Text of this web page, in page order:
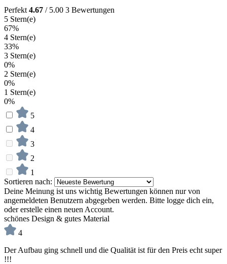
Perfekt 4.67 / 5.00 3 Bewertungen
5 Stern(e)
67%
4 Stern(e)
33%
3 Stern(e)
0%
2 Stern(e)
0%
1 Stern(e)
0%
5
4
3
2
1
Sortieren nach:
Deine Meinung ist uns wichtig Bewertungen können nur von
angemeldeten Benutzern abgegeben werden. Bitte logge dich ein,
oder erstelle einen neuen Account.
schönes Design & gutes Material
4
Der Aufbau ging schnell und die Qualität ist für den Preis echt super
!!!